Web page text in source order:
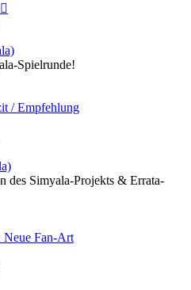
Spielrunde!
/ Empfehlung
des Simyala-Projekts & Errata-
Neue Fan-Art